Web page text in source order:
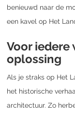
benieuwd naar de
een kavel op Het
Voor iedere
oplossing
Als je straks op Het
het historische
architectuur. Zo